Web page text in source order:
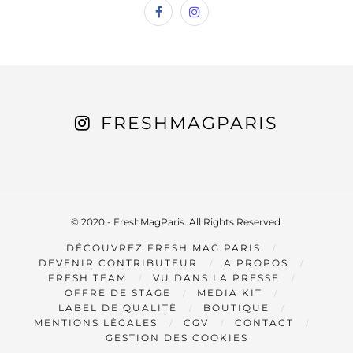
FRESHMAGPARIS
© 2020 - FreshMagParis. All Rights Reserved.
DÉCOUVREZ FRESH MAG PARIS
DEVENIR CONTRIBUTEUR
A PROPOS
FRESH TEAM
VU DANS LA PRESSE
OFFRE DE STAGE
MEDIA KIT
LABEL DE QUALITÉ
BOUTIQUE
MENTIONS LÉGALES
CGV
CONTACT
GESTION DES COOKIES